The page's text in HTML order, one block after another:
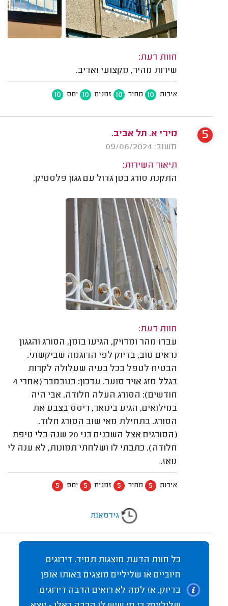
חוות דעת:
שירות מהיר, מקצועי ואדיב.
איכות 10 מחיר 10 זמנים 10 יחס 10
מירי א. תל אביב.
משוב: 09/06/2024
תיאור השירות:
התקנת סורג בטן גדול עם גגון פלסטיק.
חוות דעת:
עבדו מהר ומדויק, הגיעו בזמן, הסורג והגגון
נראים טוב, בדיוק לפי הדוגמה שביקשתי.
הבטיח לטפל בכל בעיה שעלולה לקרות
בגלל מזג אויר סוער. עדכון: בנובמבר (אחרי 4
חודשים): הסורג העלה חלודה. אבי היה
במילואים, הגיע בינואר, ריסס בצבע את
הסורג. בתחילת מאי שוב הסורג חלוד.
(הסורגים אצל השכנים בני 20 שנה בלי טיפת
חלודה). כתבתי לו ושלחתי תמונות, לא ענה לי
מאז.
איכות 5 מחיר 5 זמנים 5 יחס 5
5
גירסאות
כל חוות הדעת מוצגות תמיד. דירוגים
חיוביים או שליליים מוצגים באותו אופן
בדיוק. אז למה לא רואים הרבה דירוגים